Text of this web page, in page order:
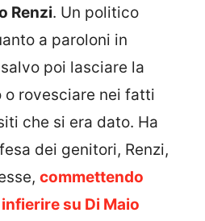
Renzi. Un politico
a paroloni in
poi lasciare la
o rovesciare nei fatti
che si era dato. Ha
dei genitori, Renzi,
commettendo
su Di Maio